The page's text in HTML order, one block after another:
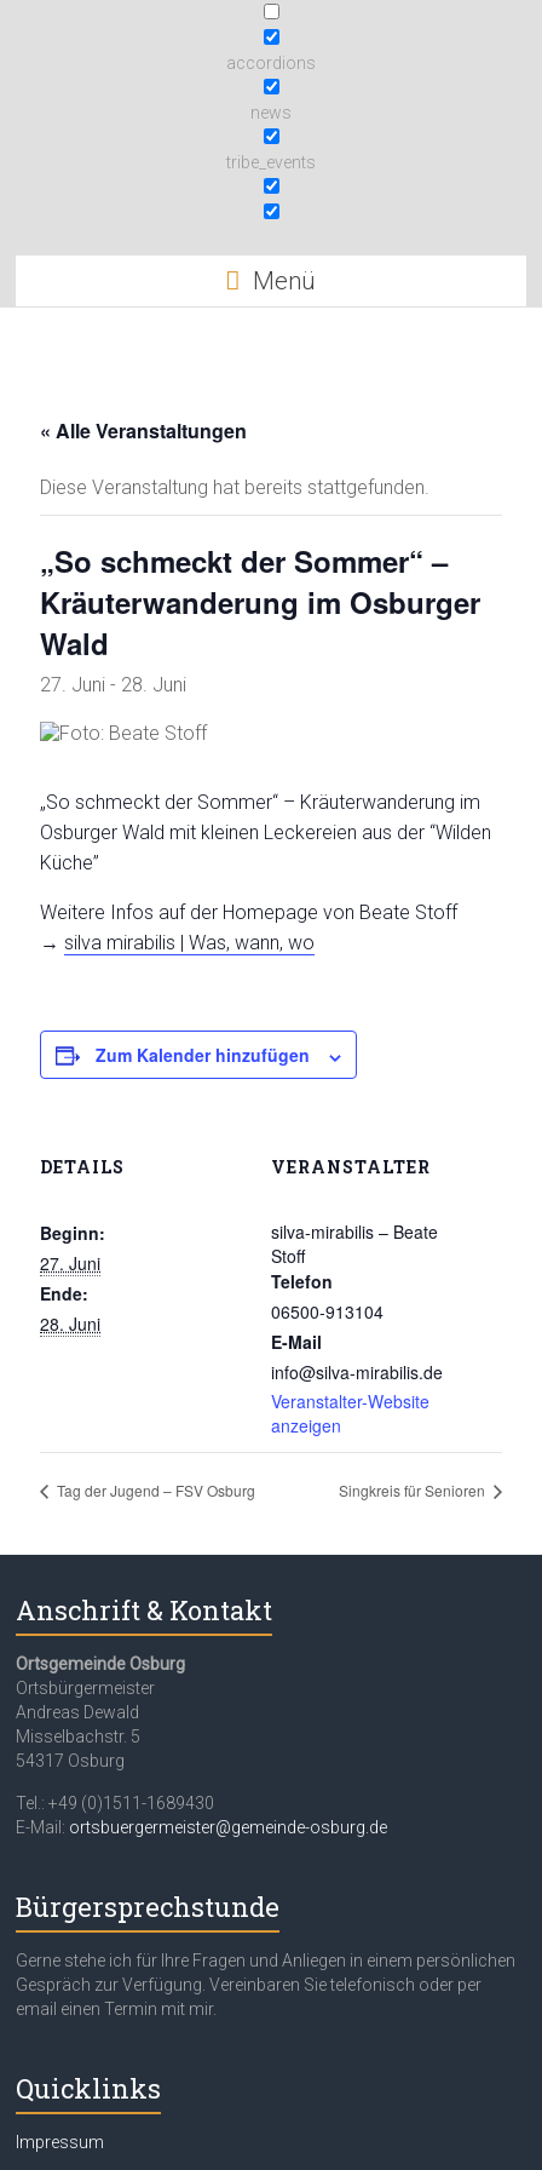
accordions
news
tribe_events
Menü
« Alle Veranstaltungen
Diese Veranstaltung hat bereits stattgefunden.
„So schmeckt der Sommer“ –
Kräuterwanderung im Osburger
Wald
27. Juni - 28. Juni
„So schmeckt der Sommer“ – Kräuterwanderung im
Osburger Wald mit kleinen Leckereien aus der “Wilden
Küche”
Weitere Infos auf der Homepage von Beate Stoff
→silva mirabilis | Was, wann, wo
Zum Kalender hinzufügen
DETAILS
Beginn:
27. Juni
Ende:
28. Juni
VERANSTALTER
silva-mirabilis – Beate
Stoff
Telefon
06500-913104
E-Mail
info@silva-mirabilis.de
Veranstalter-Website
anzeigen
Tag der Jugend – FSV Osburg Singkreis für Senioren
Anschrift & Kontakt
Ortsgemeinde Osburg
Ortsbürgermeister
Andreas Dewald
Misselbachstr. 5
54317 Osburg
Tel.: +49 (0)1511-1689430
E-Mail: ortsbuergermeister@gemeinde-osburg.de
Bürgersprechstunde
Gerne stehe ich für Ihre Fragen und Anliegen in einem persönlichen
Gespräch zur Verfügung. Vereinbaren Sie telefonisch oder per
email einen Termin mit mir.
Quicklinks
Impressum